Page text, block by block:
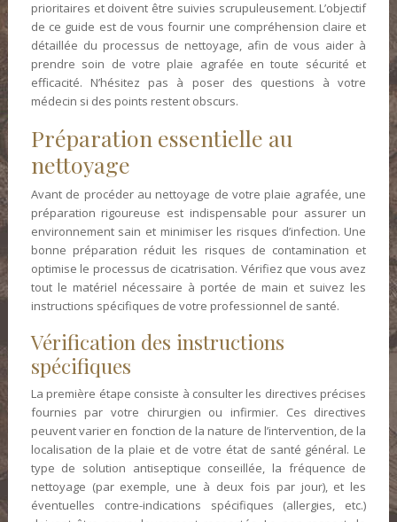
prioritaires et doivent être suivies scrupuleusement. L’objectif
de ce guide est de vous fournir une compréhension claire et
détaillée du processus de nettoyage, afin de vous aider à
prendre soin de votre plaie agrafée en toute sécurité et
efficacité. N’hésitez pas à poser des questions à votre
médecin si des points restent obscurs.
Préparation essentielle au
nettoyage
Avant de procéder au nettoyage de votre plaie agrafée, une
préparation rigoureuse est indispensable pour assurer un
environnement sain et minimiser les risques d’infection. Une
bonne préparation réduit les risques de contamination et
optimise le processus de cicatrisation. Vérifiez que vous avez
tout le matériel nécessaire à portée de main et suivez les
instructions spécifiques de votre professionnel de santé.
Vérification des instructions
spécifiques
La première étape consiste à consulter les directives précises
fournies par votre chirurgien ou infirmier. Ces directives
peuvent varier en fonction de la nature de l’intervention, de la
localisation de la plaie et de votre état de santé général. Le
type de solution antiseptique conseillée, la fréquence de
nettoyage (par exemple, une à deux fois par jour), et les
éventuelles contre-indications spécifiques (allergies, etc.)